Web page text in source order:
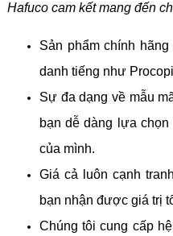
Hafuco cam kết mang đến
Sản phẩm chính
danh tiếng như
Sự đa dạng về mẫu
bạn dễ dàng lựa
của mình.
Giá cả luôn cạnh
bạn nhận được giá trị
Chúng tôi cung cấp